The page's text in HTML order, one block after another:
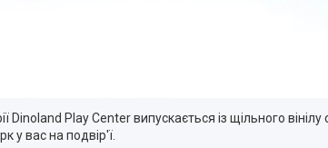
Dinoland Play Center випускається із щільного
у вас на подвір'ї.